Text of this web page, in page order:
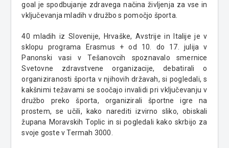
goal je spodbujanje zdravega načina življenja za vse in
vključevanja mladih v družbo s pomočjo športa.
40 mladih iz Slovenije, Hrvaške, Avstrije in Italije je v
sklopu programa Erasmus + od 10. do 17. julija v
Panonski vasi v Tešanovcih spoznavalo smernice
Svetovne zdravstvene organizacije, debatirali o
organiziranosti športa v njihovih državah, si pogledali, s
kakšnimi težavami se soočajo invalidi pri vključevanju v
družbo preko športa, organizirali športne igre na
prostem, se učili, kako narediti izvirno sliko, obiskali
župana Moravskih Toplic in si pogledali kako skrbijo za
svoje goste v Termah 3000.